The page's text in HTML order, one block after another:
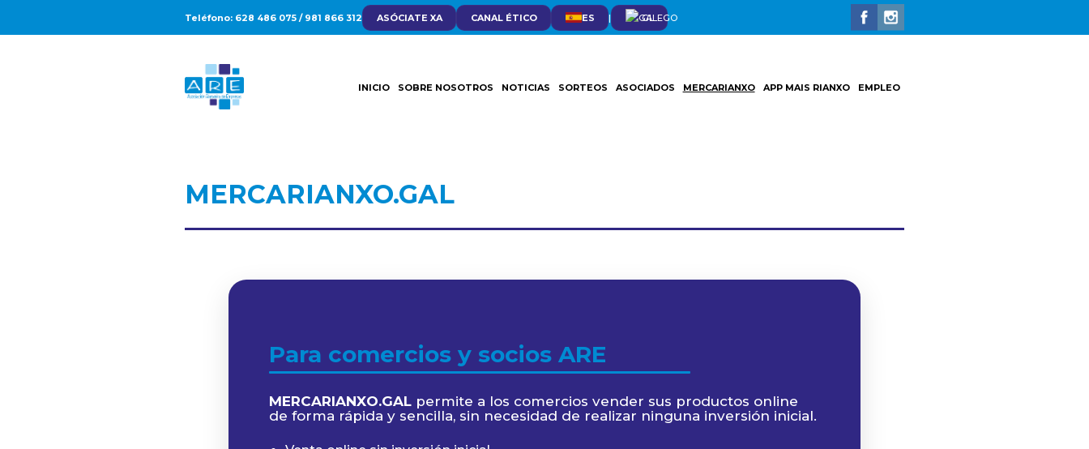
Teléfono: 628 486 075 / 981 866 312 ASÓCIATE XA CANAL ÉTICO ES | GL
INICIO SOBRE NOSOTROS NOTICIAS SORTEOS ASOCIADOS MERCARIANXO APP MAIS RIANXO EMPLEO
MERCARIANXO.GAL
Para comercios y socios ARE
MERCARIANXO.GAL permite a los comercios vender sus productos online
de forma rápida y sencilla, sin necesidad de realizar ninguna inversión inicial.